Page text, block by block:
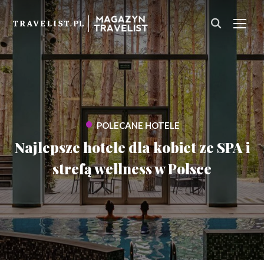
• POLECANE HOTELE
Najlepsze hotele dla kobiet ze SPA i
strefą wellness w Polsce